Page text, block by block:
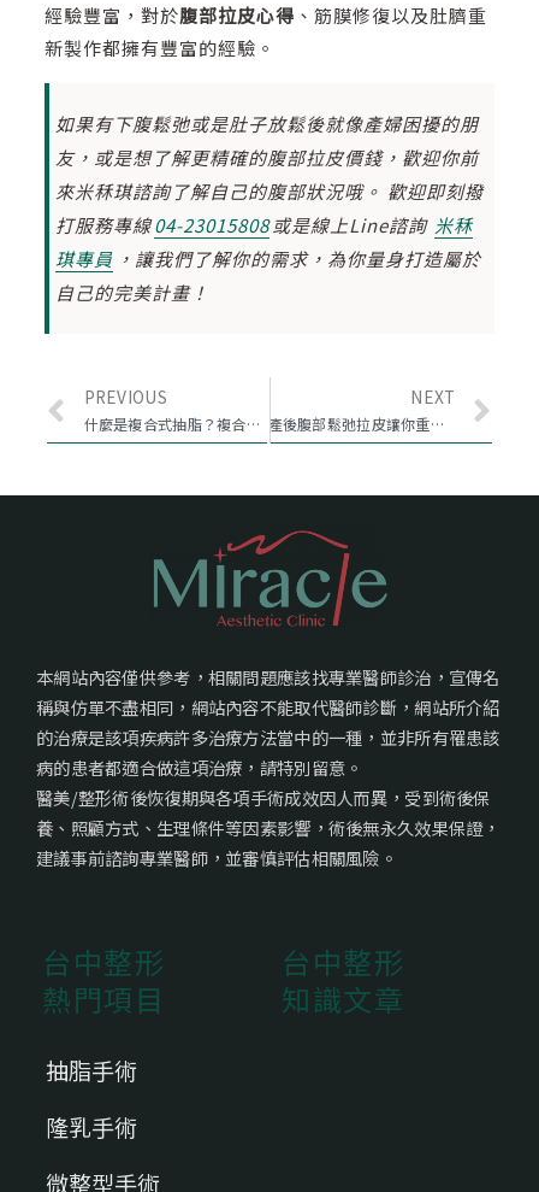
經驗豐富，對於腹部拉皮心得 、筋膜修復以及肚臍重
新製作都擁有豐富的經驗。
如果有下腹鬆弛或是肚子放鬆後就像產婦困擾的朋
友，或是想了解更精確的腹部拉皮價錢，歡迎你前
來米秝琪諮詢了解自己的腹部狀況哦。 歡迎即刻撥
打服務專線04-23015808或是線上Line諮詢 米秝
琪專員 ，讓我們了解你的需求，為你量身打造屬於
自己的完美計畫！
PREVIOUS
什麼是複合式抽脂？複合式抽脂費用如何計算？
NEXT
產後腹部鬆弛拉皮讓你重回產前好身材！
本網站內容僅供參考，相關問題應該找專業醫師診治，宣傳名
稱與仿單不盡相同，網站內容不能取代醫師診斷，網站所介紹
的治療是該項疾病許多治療方法當中的一種，並非所有罹患該
病的患者都適合做這項治療，請特別留意。
醫美/整形術後恢復期與各項手術成效因人而異，受到術後保
養、照顧方式、生理條件等因素影響，術後無永久效果保證，
建議事前諮詢專業醫師，並審慎評估相關風險。
台中整形
熱門項目
抽脂手術
隆乳手術
微整型手術
台中整形
知識文章